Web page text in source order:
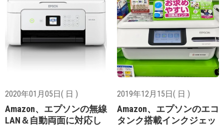
2020年01月05日( 日 )
Amazon、エプソンの無線
LAN＆自動両面に対応し
2019年12月15日( 日 )
Amazon、エプソンのエコ
タンク搭載インクジェッ